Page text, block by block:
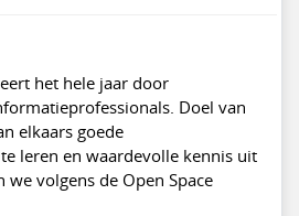
het hele jaar door
Doel van
elkaars goede
leren en waardevolle kennis uit
we volgens de Open Space